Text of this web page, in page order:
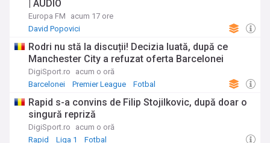
| AUDIO
Europa FM
acum 17 ore
David Popovici
Rodri nu stă la discuții! Decizia luată, după ce
Manchester City a refuzat oferta Barcelonei
DigiSport.ro
acum o oră
Barcelonei
Premier League Fotbal
Rapid s-a convins de Filip Stojilkovic, după doar o
singură repriză
DigiSport.ro
acum o oră
Rapid
Liga 1 Fotbal